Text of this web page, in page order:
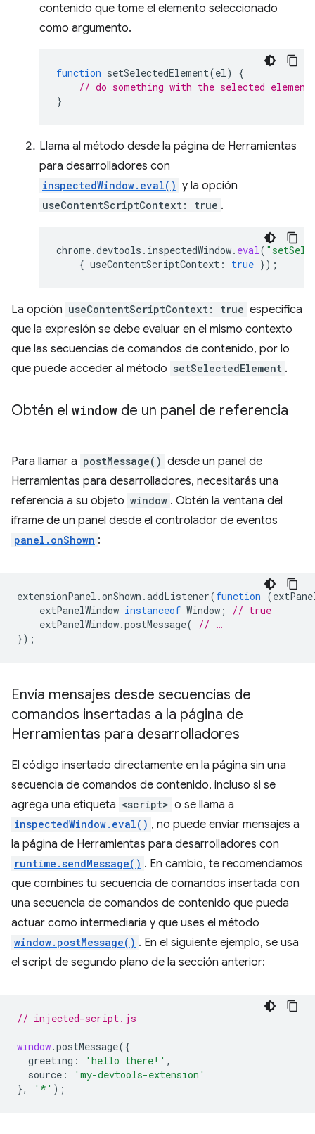
contenido que tome el elemento seleccionado
como argumento.
function setSelectedElement(el)
{
// do something with the selected element
}
Llama al método desde la página de Herramientas
para desarrolladores con
inspectedWindow.eval() y la opción
useContentScriptContext: true .
chrome.devtools . inspectedWindow. eval(
{ useContentScriptContext : true });
La opción useContentScriptContext: true especifica
que la expresión se debe evaluar en el mismo contexto
que las secuencias de comandos de contenido, por lo
que puede acceder al método setSelectedElement .
Obtén el window de un panel de referencia
Para llamar a postMessage() desde un panel de
Herramientas para desarrolladores, necesitarás una
referencia a su objeto window . Obtén la ventana del
iframe de un panel desde el controlador de eventos
panel.onShown :
extensionPanel .onShown .addListener(function (
extPanelWindow instanceof Window ;
// true
extPanelWindow.postMessage(
// …
});
Envía mensajes desde secuencias de
comandos insertadas a la página de
Herramientas para desarrolladores
El código insertado directamente en la página sin una
secuencia de comandos de contenido, incluso si se
agrega una etiqueta <script> o se llama a
inspectedWindow.eval() , no puede enviar mensajes a
la página de Herramientas para desarrolladores con
runtime.sendMessage() . En cambio, te recomendamos
que combines tu secuencia de comandos insertada con
una secuencia de comandos de contenido que pueda
actuar como intermediaria y que uses el método
window.postMessage() . En el siguiente ejemplo, se usa
el script de segundo plano de la sección anterior:
// injected-script.js
window.postMessage({
greeting : 'hello there!' ,
source :
'my-devtools-extension'
},
'*' );